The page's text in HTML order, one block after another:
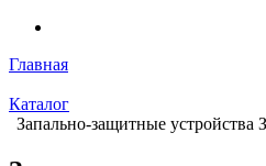
Главная
Каталог
Запально-защитные устройства